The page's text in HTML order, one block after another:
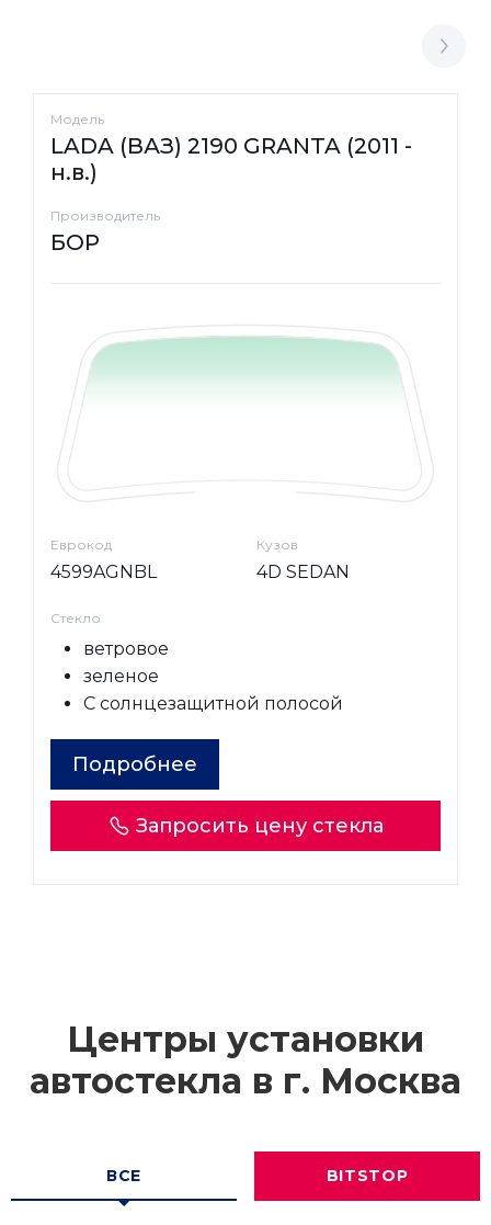
Модель
LADA (ВАЗ) 2190 GRANTA (2011 -
н.в.)
Производитель
БОР
Еврокод
4599AGNBL
Кузов
4D SEDAN
Стекло
ветровое
зеленое
С солнцезащитной полосой
Подробнее
Запросить цену стекла
Центры установки
автостекла в г. Москва
ВСЕ BITSTOP